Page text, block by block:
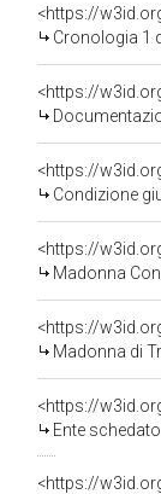
<https://
Cronologia 1
Condizione
<https://
Madonna
<https://
Madonna di
<https://
Ente schedatore
<https://